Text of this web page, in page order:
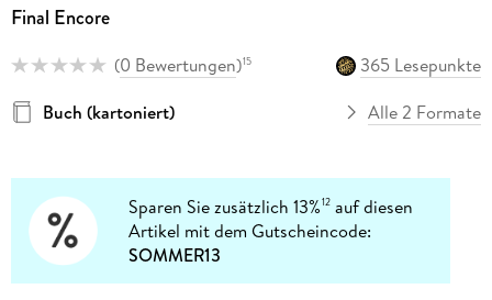
Final Encore
(0 Bewertungen)15
365 Lesepunkte
Buch (kartoniert)
Alle 2 Formate
Sparen Sie zusätzlich 13%12 auf diesen
Artikel mit dem Gutscheincode:
SOMMER13